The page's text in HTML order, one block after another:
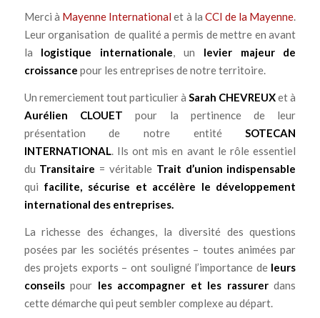
Merci à Mayenne International et à la CCI de la Mayenne.
Leur organisation de qualité a permis de mettre en avant
la logistique internationale, un levier majeur de
croissance pour les entreprises de notre territoire.
Un remerciement tout particulier àSarah CHEVREUXet à
Aurélien CLOUET pour la pertinence de leur
présentation de notre entitéSOTECAN
INTERNATIONAL. Ils ont mis en avant le rôle essentiel
du Transitaire = véritable Trait d’union indispensable
qui facilite, sécurise et accélère le développement
international des entreprises.
La richesse des échanges, la diversité des questions
posées par les sociétés présentes – toutes animées par
des projets exports – ont souligné l’importance de leurs
conseilspour les accompagner et les rassurerdans
cette démarche qui peut sembler complexe au départ.